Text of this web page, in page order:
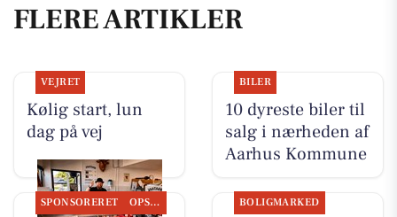
FLERE ARTIKLER
VEJRET
Kølig start, lun
dag på vej
BILER
10 dyreste biler til
salg i nærheden af
Aarhus Kommune
SPONSORERET OPSLAGSTAVLEN BOLIGMARKED